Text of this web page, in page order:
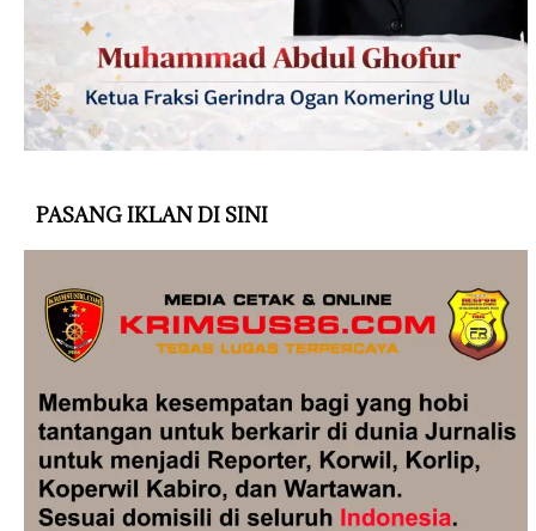
PASANG IKLAN DI SINI